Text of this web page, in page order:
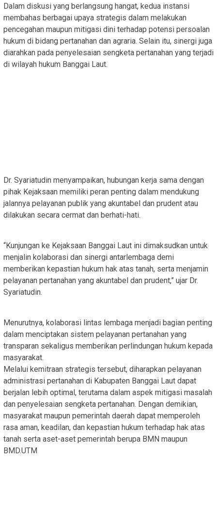
Dalam diskusi yang berlangsung hangat, kedua instansi
membahas berbagai upaya strategis dalam melakukan
pencegahan maupun mitigasi dini terhadap potensi persoalan
hukum di bidang pertanahan dan agraria. Selain itu, sinergi juga
diarahkan pada penyelesaian sengketa pertanahan yang terjadi
di wilayah hukum Banggai Laut.
Dr. Syariatudin menyampaikan, hubungan kerja sama dengan
pihak Kejaksaan memiliki peran penting dalam mendukung
jalannya pelayanan publik yang akuntabel dan prudent atau
dilakukan secara cermat dan berhati-hati.
“Kunjungan ke Kejaksaan Banggai Laut ini dimaksudkan untuk
menjalin kolaborasi dan sinergi antarlembaga demi
memberikan kepastian hukum hak atas tanah, serta menjamin
pelayanan pertanahan yang akuntabel dan prudent,” ujar Dr.
Syariatudin.
Menurutnya, kolaborasi lintas lembaga menjadi bagian penting
dalam menciptakan sistem pelayanan pertanahan yang
transparan sekaligus memberikan perlindungan hukum kepada
masyarakat.
Melalui kemitraan strategis tersebut, diharapkan pelayanan
administrasi pertanahan di Kabupaten Banggai Laut dapat
berjalan lebih optimal, terutama dalam aspek mitigasi masalah
dan penyelesaian sengketa pertanahan. Dengan demikian,
masyarakat maupun pemerintah daerah dapat memperoleh
rasa aman, keadilan, dan kepastian hukum terhadap hak atas
tanah serta aset-aset pemerintah berupa BMN maupun
BMD.UTM